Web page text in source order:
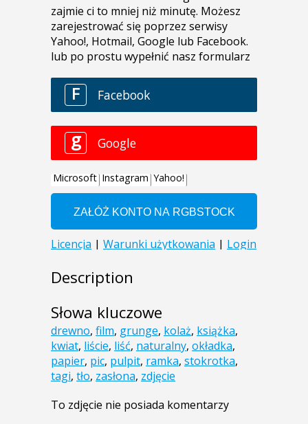
Description
Słowa kluczowe
drewno, film, grunge, kolaż, książka,
kwiat, liście, liść, naturalny, okładka,
papier, pic, pulpit, ramka, stokrotka,
tagi, tło, zasłona, zdjęcie
To zdjęcie nie posiada komentarzy